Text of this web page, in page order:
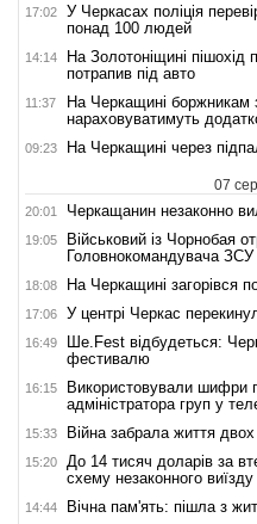
17:02
У Черкасах поліція
понад 100 людей
14:14
На Золотоніщині пішохід
потрапив під авто
11:37
На Черкащині боржникам
нараховуватимуть
09:23 На Черкащині через
07
20:01 Черкащанин незаконно
19:05
Військовий із Чорнобая
Головнокомандувача ЗСУ
18:08 На Черкащині загорівся
17:06 У центрі Черкас
16:49
Ше.Fest відбудеться:
фестивалю
16:15
Використовували шифри
адміністратора груп у
15:33 Війна забрала життя
15:20
До 14 тисяч доларів за
схему незаконного
14:44 Вічна пам'ять: пішла з